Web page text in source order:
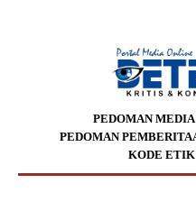
PEDOMAN
PEDOMAN
KODE